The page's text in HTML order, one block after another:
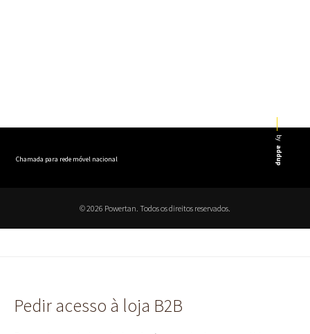
Chamada para rede móvel nacional
by
addup
© 2026 Powertan. Todos os direitos reservados.
Pedir acesso à loja B2B